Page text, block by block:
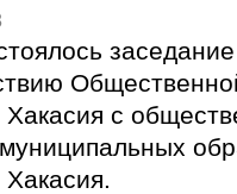
Хакасия с
Хакасия.